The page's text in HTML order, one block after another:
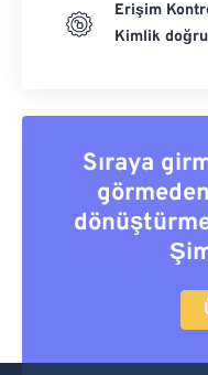
Erişim
Kimlik
Sıraya